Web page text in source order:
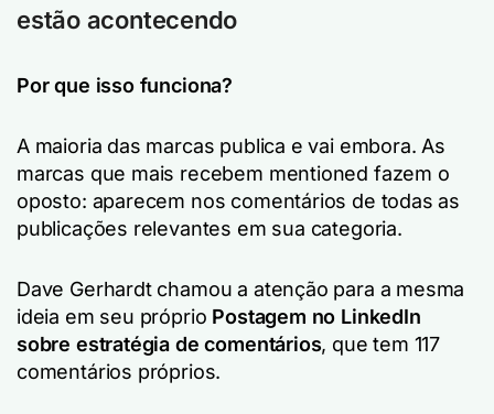
estão acontecendo
Por que isso funciona?
A maioria das marcas publica e vai embora. As
marcas que mais recebem mentioned fazem o
oposto: aparecem nos comentários de todas as
publicações relevantes em sua categoria.
Dave Gerhardt chamou a atenção para a mesma
ideia em seu próprio Postagem no LinkedIn
sobre estratégia de comentários, que tem 117
comentários próprios.